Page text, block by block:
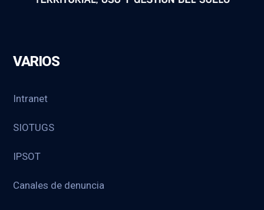
VARIOS
Intranet
SIOTUGS
IPSOT
Canales de denuncia